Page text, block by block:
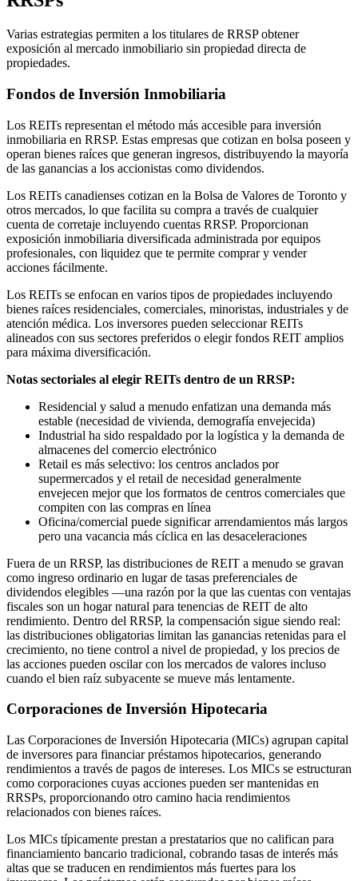
Varias estrategias permiten a los titulares de RRSP obtener
exposición al mercado inmobiliario sin propiedad directa de
propiedades.
Fondos de Inversión Inmobiliaria
Los REITs representan el método más accesible para inversión
inmobiliaria en RRSP. Estas empresas que cotizan en bolsa poseen y
operan bienes raíces que generan ingresos, distribuyendo la mayoría
de las ganancias a los accionistas como dividendos.
Los REITs canadienses cotizan en la Bolsa de Valores de Toronto y
otros mercados, lo que facilita su compra a través de cualquier
cuenta de corretaje incluyendo cuentas RRSP. Proporcionan
exposición inmobiliaria diversificada administrada por equipos
profesionales, con liquidez que te permite comprar y vender
acciones fácilmente.
Los REITs se enfocan en varios tipos de propiedades incluyendo
bienes raíces residenciales, comerciales, minoristas, industriales y de
atención médica. Los inversores pueden seleccionar REITs
alineados con sus sectores preferidos o elegir fondos REIT amplios
para máxima diversificación.
Notas sectoriales al elegir REITs dentro de un RRSP:
Residencial y salud a menudo enfatizan una demanda más
estable (necesidad de vivienda, demografía envejecida)
Industrial ha sido respaldado por la logística y la demanda de
almacenes del comercio electrónico
Retail es más selectivo: los centros anclados por
supermercados y el retail de necesidad generalmente
envejecen mejor que los formatos de centros comerciales que
compiten con las compras en línea
Oficina/comercial puede significar arrendamientos más largos
pero una vacancia más cíclica en las desaceleraciones
Fuera de un RRSP, las distribuciones de REIT a menudo se gravan
como ingreso ordinario en lugar de tasas preferenciales de
dividendos elegibles —una razón por la que las cuentas con ventajas
fiscales son un hogar natural para tenencias de REIT de alto
rendimiento. Dentro del RRSP, la compensación sigue siendo real:
las distribuciones obligatorias limitan las ganancias retenidas para el
crecimiento, no tiene control a nivel de propiedad, y los precios de
las acciones pueden oscilar con los mercados de valores incluso
cuando el bien raíz subyacente se mueve más lentamente.
Corporaciones de Inversión Hipotecaria
Las Corporaciones de Inversión Hipotecaria (MICs) agrupan capital
de inversores para financiar préstamos hipotecarios, generando
rendimientos a través de pagos de intereses. Los MICs se estructuran
como corporaciones cuyas acciones pueden ser mantenidas en
RRSPs, proporcionando otro camino hacia rendimientos
relacionados con bienes raíces.
Los MICs típicamente prestan a prestatarios que no califican para
financiamiento bancario tradicional, cobrando tasas de interés más
altas que se traducen en rendimientos más fuertes para los